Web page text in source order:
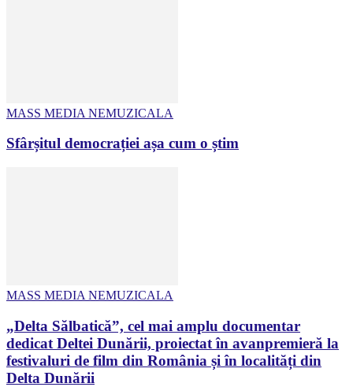
MASS MEDIA NEMUZICALA
Sfârșitul democrației așa cum o știm
MASS MEDIA NEMUZICALA
„Delta Sălbatică”, cel mai amplu documentar
dedicat Deltei Dunării, proiectat în avanpremieră la
festivaluri de film din România și în localități din
Delta Dunării